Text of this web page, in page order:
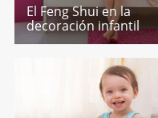
El Feng Shui en la
decoración infantil